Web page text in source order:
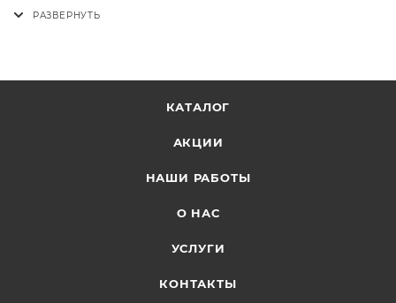
КАТАЛОГ
АКЦИИ
НАШИ РАБОТЫ
О НАС
УСЛУГИ
КОНТАКТЫ